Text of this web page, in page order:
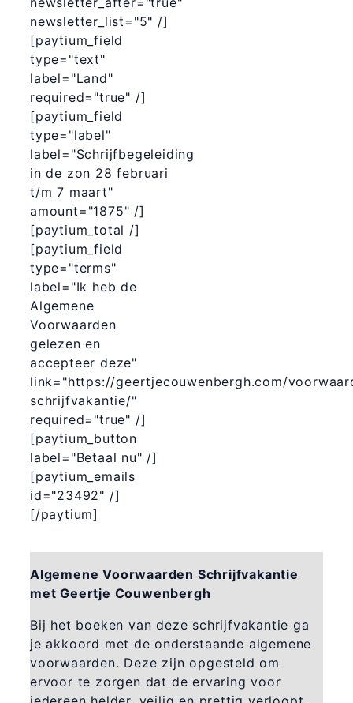
newsletter_list="5" /]
[paytium_field
type="text"
label="Land"
required="true" /]
[paytium_field
type="label"
label="Schrijfbegeleiding
in de zon 28 februari
t/m 7 maart"
amount="1875" /]
[paytium_total /]
[paytium_field
type="terms"
label="Ik heb de
Algemene
Voorwaarden
gelezen en
accepteer deze"
link="https://geertjecouwenbergh.com/
schrijfvakantie/"
required="true" /]
[paytium_button
label="Betaal nu" /]
[paytium_emails
id="23492" /]
[/paytium]
Algemene Voorwaarden Schrijfvakantie
met Geertje Couwenbergh
Bij het boeken van deze schrijfvakantie ga
je akkoord met de onderstaande algemene
voorwaarden. Deze zijn opgesteld om
ervoor te zorgen dat de ervaring voor